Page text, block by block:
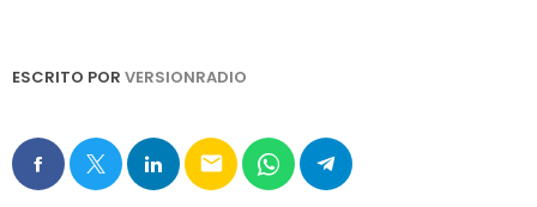
ESCRITO POR VERSIONRADIO
email